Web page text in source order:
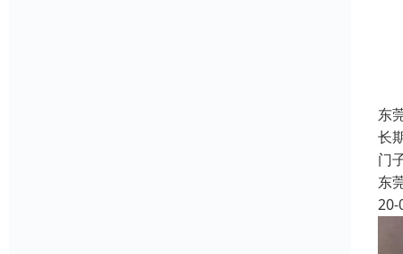
东
长
门
东
20-